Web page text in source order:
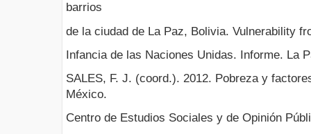
barrios
de la ciudad de La Paz, Bolivia. Vulnerability
Infancia de las Naciones Unidas. Informe. La
SALES, F. J. (coord.). 2012. Pobreza y
México.
Centro de Estudios Sociales y de Opinión